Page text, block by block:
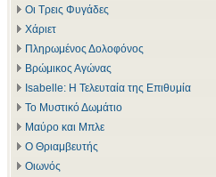
Οι Τρεις Φυγάδες
Χάριετ
Πληρωμένος Δολοφόνος
Βρώμικος Αγώνας
Isabelle: Η Τελευταία της Επιθυμία
Το Μυστικό Δωμάτιο
Μαύρο και Μπλε
Ο Θριαμβευτής
Οιωνός